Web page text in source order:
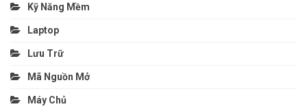
Kỹ Năng Mềm
Laptop
Lưu Trữ
Mã Nguồn Mở
Máy Chủ